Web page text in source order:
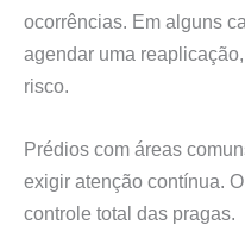
ocorrências. Em alguns
agendar uma
risco.
Prédios com áreas
exigir atenção contínua.
controle total das pragas.